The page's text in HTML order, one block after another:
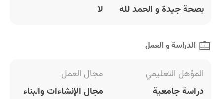
بصحة جيدة و الحمد لله
لا
الدراسة و العمل
المؤهل التعليمي
دراسة جامعية
مجال العمل
مجال الإنشاءات والبناء